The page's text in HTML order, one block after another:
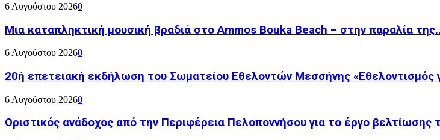
6 Αυγούστου 20260
Μια καταπληκτική μουσική βραδιά στο Ammos Bouka Beach – στην παραλία
6 Αυγούστου 20260
20ή επετειακή εκδήλωση του Σωματείου Εθελοντών Μεσσήνης «Εθελοντισμός
6 Αυγούστου 20260
Οριστικός ανάδοχος από την Περιφέρεια Πελοποννήσου για το έργο βελτίωσης